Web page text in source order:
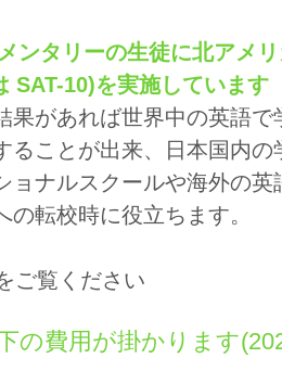
ンタリーの生徒に北アメ
SAT-10)を実施しています
果があれば世界中の英語で
ることが出来、日本国内の
ョナルスクールや海外の英
転校時に役立ちます。
ご覧ください
の費用が掛かります